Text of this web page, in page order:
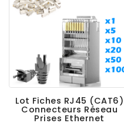
Lot Fiches RJ45 (CAT6)
Connecteurs Réseau
Prises Ethernet